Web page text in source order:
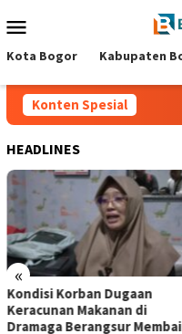
ke
Mobile
Kota Bogor Kabupaten
Konten Spesial
HEADLINES
«
‎Kondisi Korban Dugaan
Keracunan Makanan di
Dramaga Berangsur